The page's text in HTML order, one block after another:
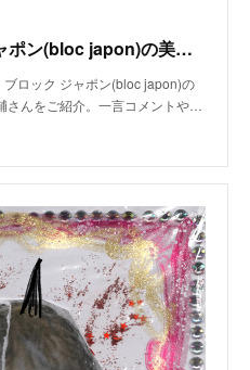
横田 大輔｜ブロック ジャポン(bloc japon)の美容師・スタイリスト｜ホットペッパービューティー
ブロック ジャポン(bloc japon)の
さんをご紹介。一言コメントや…